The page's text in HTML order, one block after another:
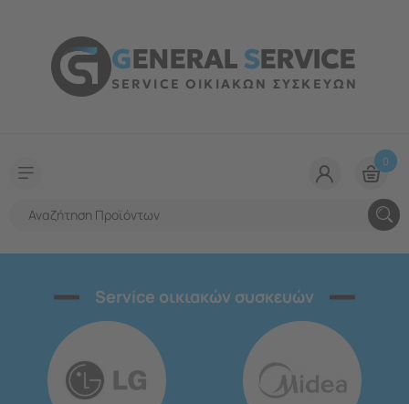
GENERALSERVICE
SERVICE ΟΙΚΙΑΚΩΝ ΣΥΣΚΕΥΩΝ
0
Service οικιακών συσκευών